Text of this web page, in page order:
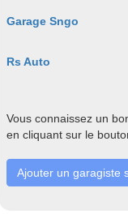
Garage Sngo
Rs Auto
Vous connaissez un
en cliquant sur le
Ajouter un garagiste